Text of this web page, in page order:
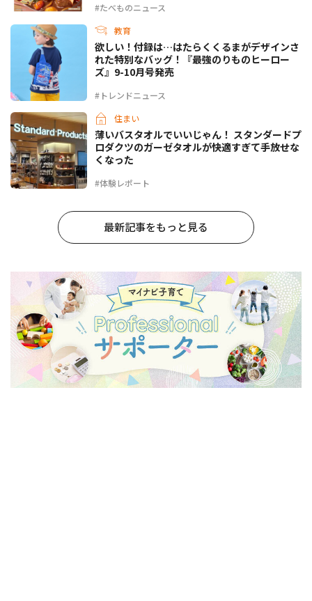
#たべものニュース
教育
#トレンドニュース
欲しい！付録は…はたらくくるまがデザインさ
れた特別なバッグ！『最強のりものヒーロー
ズ』9-10月号発売
住まい
#体験レポート
薄いバスタオルでいいじゃん！ スタンダードプ
ロダクツのガーゼタオルが快適すぎて手放せな
くなった
最新記事をもっと見る